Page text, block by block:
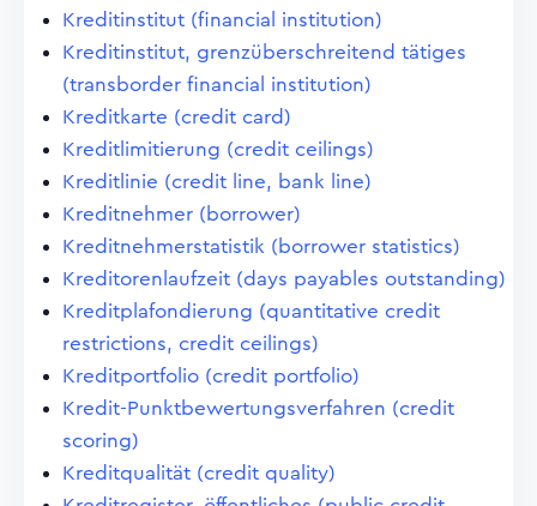
Kreditinstitut (financial institution)
Kreditinstitut, grenzüberschreitend tätiges
(transborder financial institution)
Kreditkarte (credit card)
Kreditlimitierung (credit ceilings)
Kreditlinie (credit line, bank line)
Kreditnehmer (borrower)
Kreditnehmerstatistik (borrower statistics)
Kreditorenlaufzeit (days payables outstanding)
Kreditplafondierung (quantitative credit
restrictions, credit ceilings)
Kreditportfolio (credit portfolio)
Kredit-Punktbewertungsverfahren (credit
scoring)
Kreditqualität (credit quality)